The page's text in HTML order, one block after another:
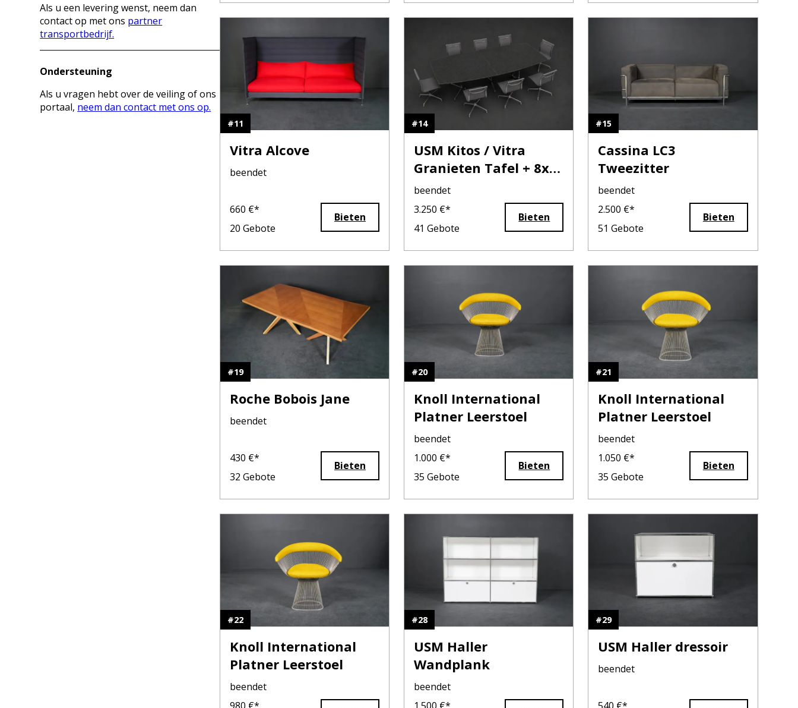
Als u een levering wenst, neem dan
contact op met ons partner
transportbedrijf.
Ondersteuning
Als u vragen hebt over de veiling of ons
portaal, neem dan contact met ons op.
#11
Vitra Alcove
beendet
660 €*
20 Gebote
Bieten
#14
USM Kitos / Vitra
Granieten Tafel + 8x
EA 104
beendet
3.250 €*
41 Gebote
Bieten
#15
Cassina LC3
Tweezitter
beendet
2.500 €*
51 Gebote
Bieten
#19
Roche Bobois Jane
beendet
430 €*
32 Gebote
Bieten
#20
Knoll International
Platner Leerstoel
beendet
1.000 €*
35 Gebote
Bieten
#21
Knoll International
Platner Leerstoel
beendet
1.050 €*
35 Gebote
Bieten
#22
Knoll International
Platner Leerstoel
beendet
#28
USM Haller
Wandplank
beendet
#29
USM Haller dressoir
beendet